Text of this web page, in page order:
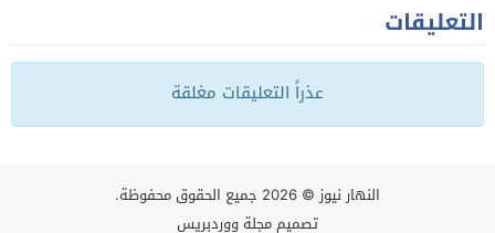
التعليقات
عذراً التعليقات مغلقة
النهار نيوز © 2026 جميع الحقوق محفوظة.
تصميممجلة ووردبريس